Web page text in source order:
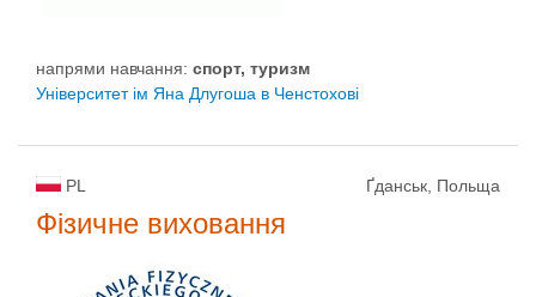
напрями навчання: спорт, туризм
Університет ім Яна Длугоша в Ченстохові
PL Ґданськ, Польща
Фізичне виховання